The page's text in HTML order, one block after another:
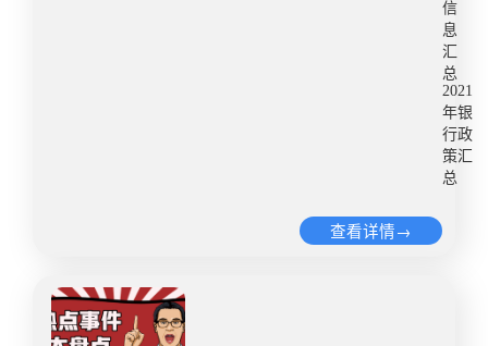
信
息
汇
总
2021
年银
行政
策汇
总
查看详情→